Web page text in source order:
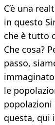
C’è una
in questo
che è tutto
Che cosa?
passo,
le
popolazioni
questa, qui